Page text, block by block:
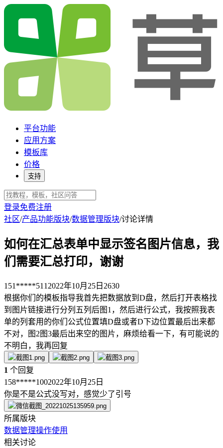
平台功能
应用方案
模板库
价格
支持
登录免费注册
社区/产品功能版块/数据管理版块/讨论详情
如何在汇总表单中显示签名图片信息，我
们需要汇总打印，谢谢
151*****511 2022年10月25日 2630
根据你们的模板指导我首先把数据放到D盘，然后打开表格找
到图片链接进行分列五列后图1，然后进行公式，我按照我表
单的列套用的你们公式位置填D盘或者D下边位置最后出来都
不对，图2图3最后出来空的图片，麻烦给看一下，有可能说的
不明白，我再回复
1 个回复
158*****1002022年10月25日
你是不是公式没写对，感觉少了引号
所属版块
数据管理操作使用
相关讨论